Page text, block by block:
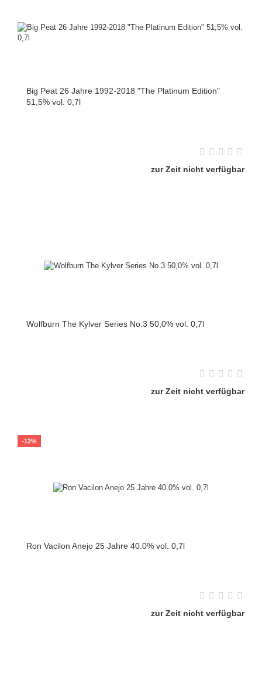
Big Peat 26 Jahre 1992-2018 "The Platinum Edition"
51,5% vol. 0,7l
zur Zeit nicht verfügbar
Wolfburn The Kylver Series No.3 50,0% vol. 0,7l
zur Zeit nicht verfügbar
-12%
Ron Vacilon Anejo 25 Jahre 40.0% vol. 0,7l
zur Zeit nicht verfügbar